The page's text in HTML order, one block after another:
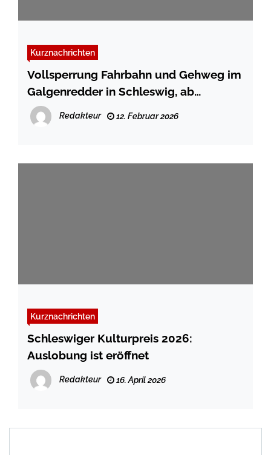
Kurznachrichten
Vollsperrung Fahrbahn und Gehweg im
Galgenredder in Schleswig, ab
23.02.206
Redakteur 12. Februar 2026
Kurznachrichten
Schleswiger Kulturpreis 2026:
Auslobung ist eröffnet
Redakteur 16. April 2026